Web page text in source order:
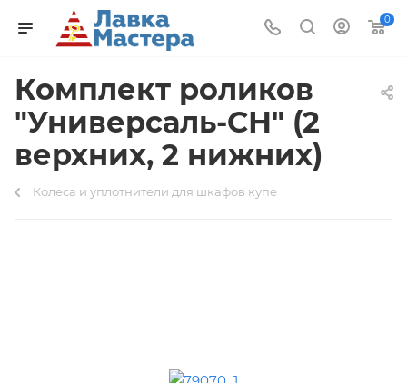
0
Комплект роликов
"Универсаль-СН" (2
верхних, 2 нижних)
Колеса и уплотнители для шкафов купе